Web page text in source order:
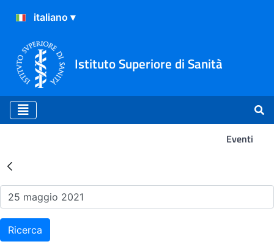
Istituto Superiore di Sanità
Eventi
Risultati della Ricerca -
Ricerca